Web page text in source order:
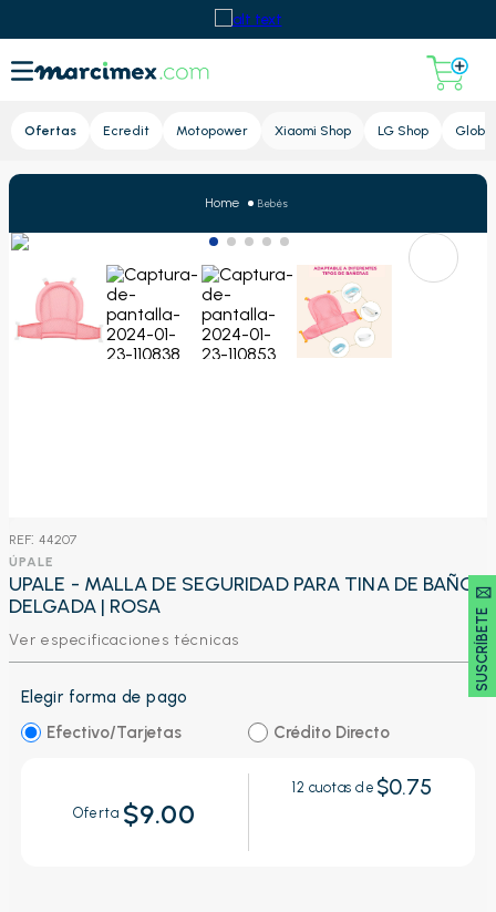
Ofertas Ecredit Motopower Xiaomi Shop LG Shop Global
SUSCRÍBETE 🖂
Bebés
: 44207
ÚPALE
UPALE - MALLA DE SEGURIDAD PARA TINA DE BAÑO
DELGADA | ROSA
Ver especificaciones técnicas
Elegir forma de pago
Efectivo/Tarjetas
Crédito Directo
Oferta $9.00
12 cuotas de $0.75